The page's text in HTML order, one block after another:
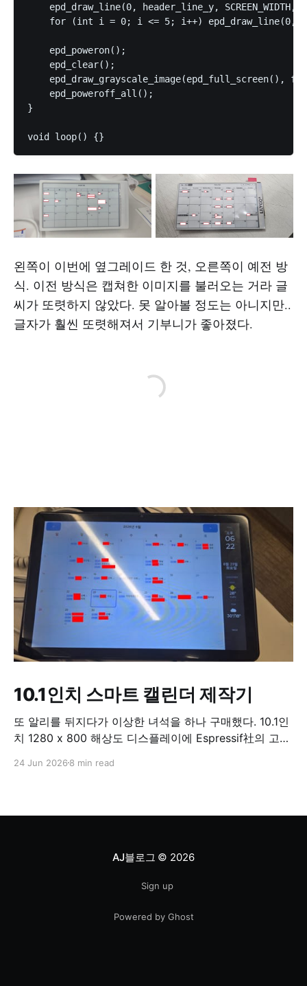
epd_draw_line(0, header_line_y, SCREEN_WIDTH,
for (int i = 0; i <= 5; i++) epd_draw_line(0,
    epd_poweron();
    epd_clear();
epd_draw_grayscale_image(epd_full_screen(),
    epd_poweroff_all();
}
void loop() {}
왼쪽이 이번에 옆그레이드 한 것, 오른쪽이 예전 방
식. 이전 방식은 캡쳐한 이미지를 불러오는 거라 글
씨가 또렷하지 않았다. 못 알아볼 정도는 아니지만..
글자가 훨씬 또렷해져서 기부니가 좋아졌다.
10.1인치 스마트 캘린더 제작기
또 알리를 뒤지다가 이상한 녀석을 하나 구매했다. 10.1인
치 1280 x 800 해상도 디스플레이에 Espressif社의 고성
'Guition 10.1인치'라는 별명으로 불리더라. 케이스도 붙어
구매 버튼을 눌렀다. 물론 ESP32P4에
24 Jun 2026 8 min read
AJ블로그 © 2026
Sign up
Powered by Ghost